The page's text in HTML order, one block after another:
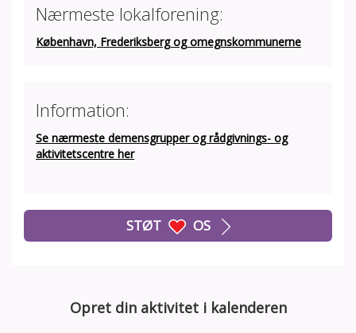
Nærmeste lokalforening:
København, Frederiksberg og omegnskommunerne
Information:
Se nærmeste demensgrupper og rådgivnings- og
aktivitetscentre her
STØT OS
Opret din aktivitet i kalenderen